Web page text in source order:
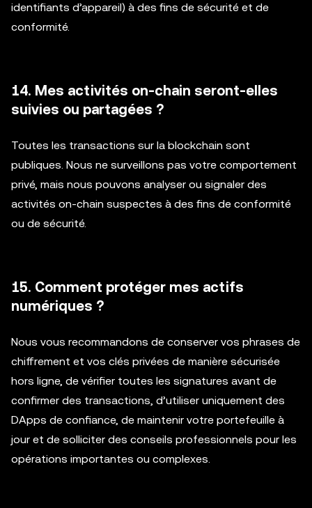
identifiants d’appareil) à des fins de sécurité et de
conformité.
14. Mes activités on-chain seront-elles
suivies ou partagées ?
Toutes les transactions sur la blockchain sont
publiques. Nous ne surveillons pas votre comportement
privé, mais nous pouvons analyser ou signaler des
activités on-chain suspectes à des fins de conformité
ou de sécurité.
15. Comment protéger mes actifs
numériques ?
Nous vous recommandons de conserver vos phrases de
chiffrement et vos clés privées de manière sécurisée
hors ligne, de vérifier toutes les signatures avant de
confirmer des transactions, d’utiliser uniquement des
DApps de confiance, de maintenir votre portefeuille à
jour et de solliciter des conseils professionnels pour les
opérations importantes ou complexes.